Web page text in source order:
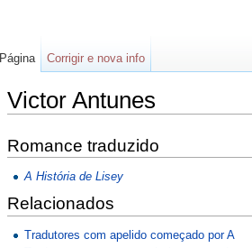
Victor Antunes
Romance traduzido
A História de Lisey
Relacionados
Tradutores com apelido começado por A
Página Corrigir e nova info